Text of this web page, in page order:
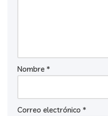
Nombre *
Correo electrónico *